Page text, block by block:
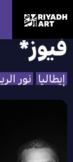
الرئيسية | الفنانون
فيوز*
إيطاليا نور